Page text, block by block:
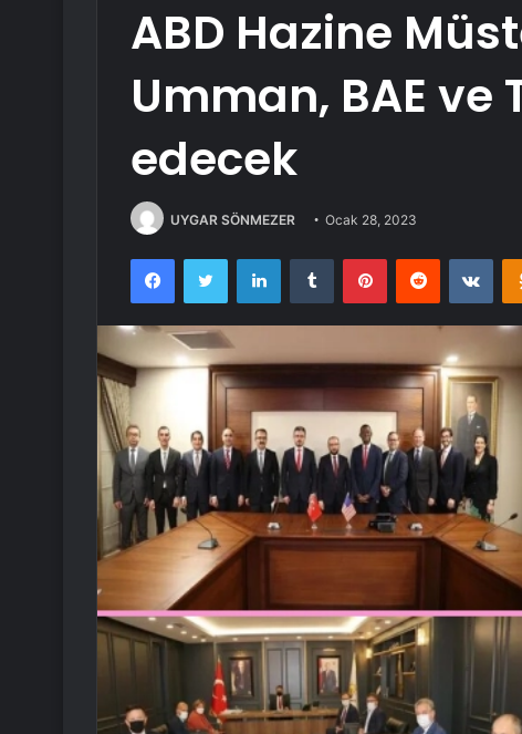
ABD Hazine
Umman, BAE ve
edecek
UYGAR SÖNMEZER Ocak 28, 2023
FacebookTwitter LinkedInTumblr PinterestReddit